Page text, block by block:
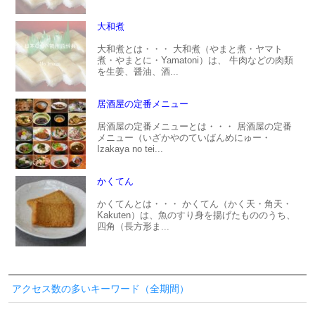
大和煮
大和煮とは・・・ 大和煮（やまと煮・ヤマト
煮・やまとに・Yamatoni）は、 牛肉などの肉類
を生姜、醤油、酒...
居酒屋の定番メニュー
居酒屋の定番メニューとは・・・ 居酒屋の定番
メニュー（いざかやのていばんめにゅー・
Izakaya no tei...
かくてん
かくてんとは・・・ かくてん（かく天・角天・
Kakuten）は、魚のすり身を揚げたもののうち、
四角（長方形ま...
アクセス数の多いキーワード（全期間）